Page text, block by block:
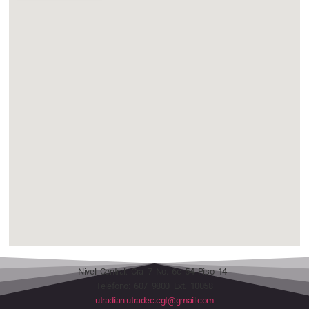
Nivel Central: Cra 7 No. 6c 54 Piso 14
utradian.utradec.cgt@gmail.com